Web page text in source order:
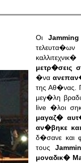
Οι
μετρ�σεις
�να
της
μεγ�λη
live �λοι
μαγαζ�
αν�βηκε
δ�σανε και
τους
μοναδικ�